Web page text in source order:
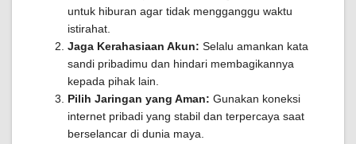
untuk hiburan agar tidak mengganggu waktu
istirahat.
Jaga Kerahasiaan Akun: Selalu amankan kata
sandi pribadimu dan hindari membagikannya
kepada pihak lain.
Pilih Jaringan yang Aman: Gunakan koneksi
internet pribadi yang stabil dan terpercaya saat
berselancar di dunia maya.